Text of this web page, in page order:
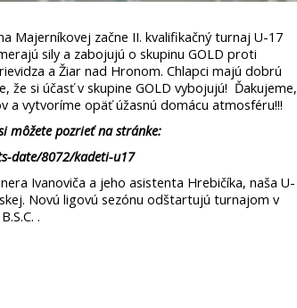
Majerníkovej začne II. kvalifikačný turnaj U-17
sily a zabojujú o skupinu GOLD proti
a Žiar nad Hronom. Chlapci majú dobrú
že si účasť v skupine GOLD vybojujú! Ďakujeme,
a vytvoríme opäť úžasnú domácu atmosféru!!!
môžete pozrieť na stránke:
date/8072/kadeti-u17
Ivanoviča a jeho asistenta Hrebičíka, naša U-
Novú ligovú sezónu odštartujú turnajom v
.